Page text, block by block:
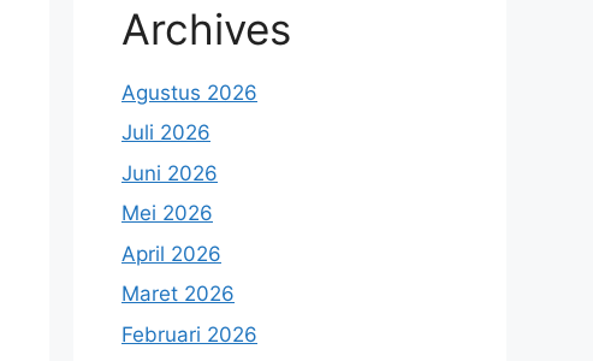
Archives
Agustus 2026
Juli 2026
Juni 2026
Mei 2026
April 2026
Maret 2026
Februari 2026